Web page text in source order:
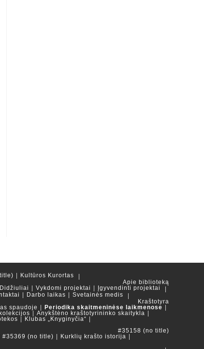
Kultūros Kurortas
Apie biblioteką
Vykdomi projektai
Įgyvendinti projektai
Darbo laikas
Svetainės medis
Kraštotyra
spaudoje
Periodika skaitmeninėse laikmenose
Anykštėno kraštotyrininko skaitykla
Klubas „Knyginyčia“
#35158 (no title)
#35369 (no title)
Kurklių krašto istorija